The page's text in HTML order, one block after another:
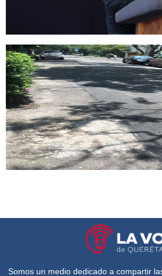
Somos un medio dedicado a compartir